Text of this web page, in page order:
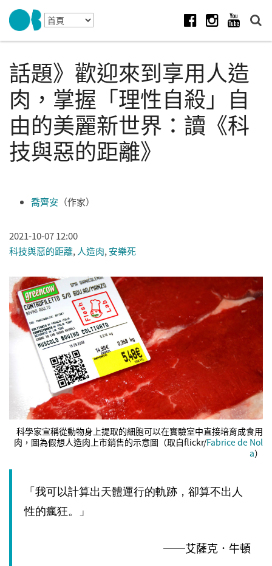
Skip to navigation
移至主內容
話題》歡迎來到享用人造
肉，掌握「理性自殺」自
由的美麗新世界：讀《科
技與惡的距離》
喬齊安 （作家）
2021-10-07 12:00
科技與惡的距離, 人造肉, 安樂死
科學家宣稱從動物身上提取的細胞可以在實驗室中直接培育成食用
肉，圖為假想人造肉上市銷售的示意圖（取自flickr/Fabrice de Nol
a）
「我可以計算出天體運行的軌跡，卻算不出人
性的瘋狂。」
──艾薩克．牛頓